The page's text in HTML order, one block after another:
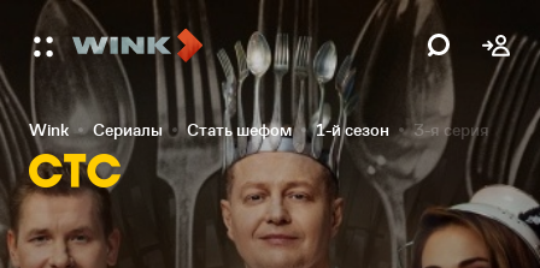
Wink Сериалы Стать шефом 1-й сезон 3-я серия